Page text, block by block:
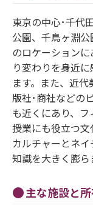
東京の中心･千代
公園、千鳥ヶ淵
のロケーション
り変わりを身近
ます。また、近
版社･商社などの
も近くにあり、
授業にも役立つ文
カルチャーとネ
知識を大きく膨ら
主な施設と